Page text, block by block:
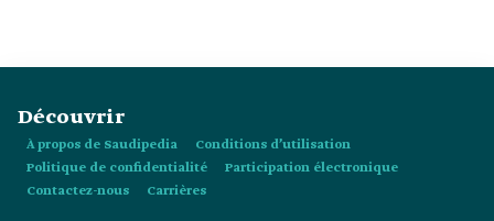
Découvrir
À propos de Saudipedia
Conditions d’utilisation
Politique de confidentialité
Participation électronique
Contactez-nous
Carrières